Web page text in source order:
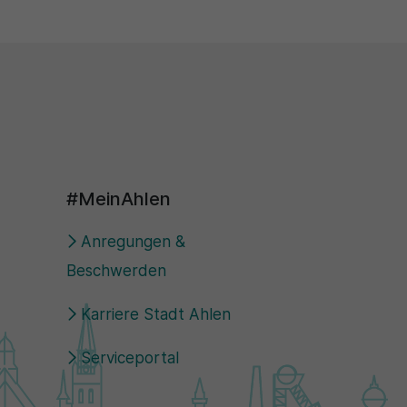
#MeinAhlen
Anregungen &
Beschwerden
Karriere Stadt Ahlen
Serviceportal